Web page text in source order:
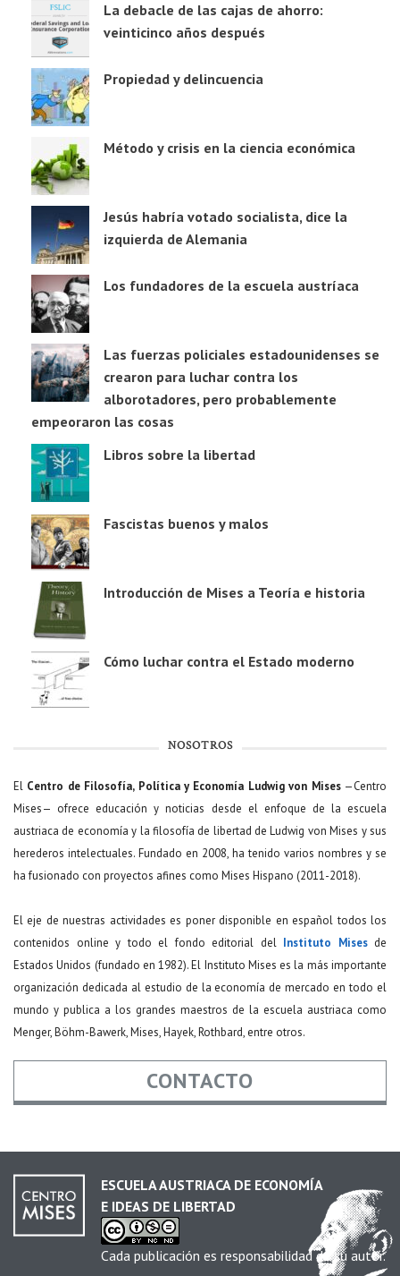
La debacle de las cajas de ahorro:
veinticinco años después
Propiedad y delincuencia
Método y crisis en la ciencia económica
Jesús habría votado socialista, dice la
izquierda de Alemania
Los fundadores de la escuela austríaca
Las fuerzas policiales estadounidenses se
crearon para luchar contra los
alborotadores, pero probablemente
empeoraron las cosas
Libros sobre la libertad
Fascistas buenos y malos
Introducción de Mises a Teoría e historia
Cómo luchar contra el Estado moderno
NOSOTROS
El Centro de Filosofía, Política y Economía Ludwig von Mises—Centro
Mises— ofrece educación y noticias desde el enfoque de la escuela
austriaca de economía y la filosofía de libertad de Ludwig von Mises y sus
herederos intelectuales. Fundado en 2008, ha tenido varios nombres y se
ha fusionado con proyectos afines como Mises Hispano (2011-2018).
El eje de nuestras actividades es poner disponible en español todos los
contenidos online y todo el fondo editorial del Instituto Misesde
Estados Unidos (fundado en 1982). El Instituto Mises es la más importante
organización dedicada al estudio de la economía de mercado en todo el
mundo y publica a los grandes maestros de la escuela austriaca como
Menger, Böhm-Bawerk, Mises, Hayek, Rothbard, entre otros.
CONTACTO
Email *
ESCUELA AUSTRIACA DE ECONOMÍA
E IDEAS DE LIBERTAD
Cada publicación es responsabilidad de su autor.